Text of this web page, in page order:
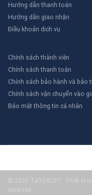
Hướng dẫn thanh toán
Hướng dẫn giao nhận
Điều khoản dịch vụ
Chính sách thành viên
Chính sách thanh toán
Chính sách bảo hành và bảo
Chính sách vận chuyển vào
Bảo mật thông tin cá nhân
© 2025 TATEKLIFT: Thiết bị
reserved.